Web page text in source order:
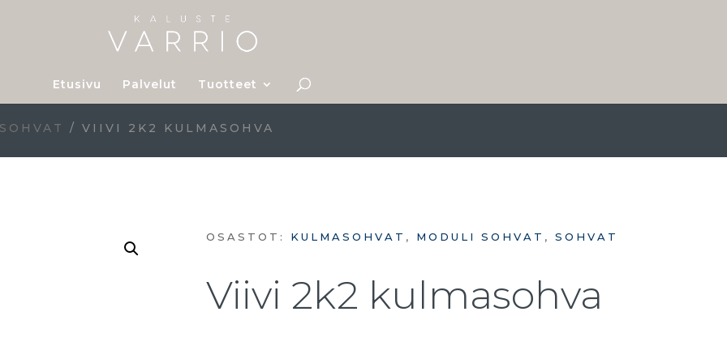
Etusivu Palvelut Tuotteet
/ VIIVI 2K2 KULMASOHVA
OSASTOT: KULMASOHVAT , MODULI SOHVAT , SOHVAT
Viivi 2k2 kulmasohva